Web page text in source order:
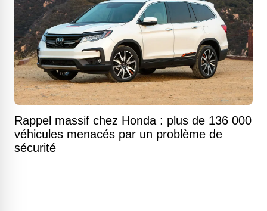
Rappel massif chez Honda : plus de 136 000
véhicules menacés par un problème de
sécurité